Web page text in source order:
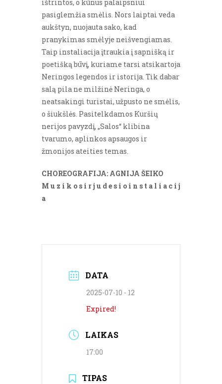
ištrintos, o kūnus palaipsniui
pasiglemžia smėlis. Nors laiptai veda
aukštyn, nuojauta sako, kad
pranykimas smėlyje neišvengiamas.
Taip instaliacija įtraukia į sapnišką ir
poetišką būvį, kuriame tarsi atsikartoja
Neringos legendos ir istorija. Tik dabar
salą pila ne milžinė Neringa, o
neatsakingi turistai, užpusto ne smėlis,
o šiukšlės. Pasitelkdamos Kuršių
nerijos pavyzdį, „Salos“ klibina
tvarumo, aplinkos apsaugos ir
žmonijos ateities temas.
CHOREOGRAFIJA: AGNIJA ŠEIKO
M u z i k o s i r j u d e s i o i n s t a l i a c i j
a
DATA
2025-07-10 - 12
Expired!
LAIKAS
17:00
TIPAS